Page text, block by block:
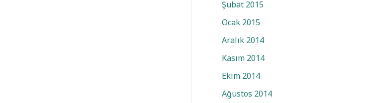
Şubat 2015
Ocak 2015
Aralık 2014
Kasım 2014
Ekim 2014
Ağustos 2014